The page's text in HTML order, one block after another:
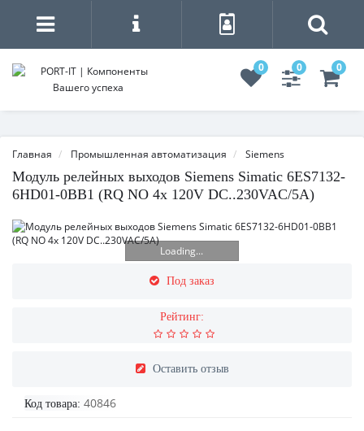
0 0 0
Главная Промышленная автоматизация Siemens
Модуль релейных выходов Siemens Simatic 6ES7132-
6HD01-0BB1 (RQ NO 4x 120V DC..230VAC/5A)
Loading...
Под заказ
Рейтинг:
Оставить отзыв
Код товара: 40846